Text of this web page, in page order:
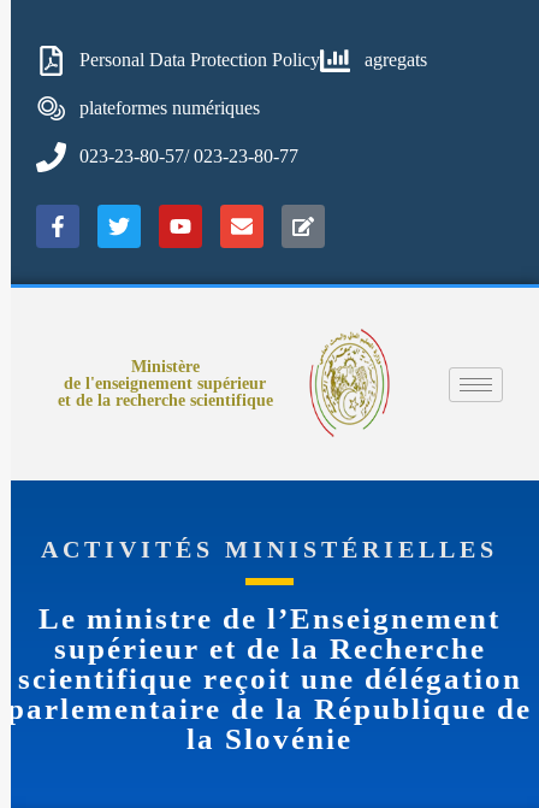
Personal Data Protection Policy agregats
plateformes numériques
023-23-80-57/ 023-23-80-77
Ministère
de l'enseignement supérieur
et de la recherche scientifique
ACTIVITÉS MINISTÉRIELLES
Le ministre de l’Enseignement
supérieur et de la Recherche
scientifique reçoit une délégation
parlementaire de la République de
la Slovénie